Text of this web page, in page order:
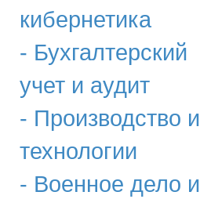
кибернетика
- Бухгалтерский
учет и аудит
- Производство и
технологии
- Военное дело и